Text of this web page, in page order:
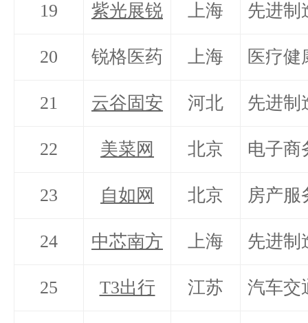
19 紫光展锐 上海 先进制
20 锐格医药 上海 医疗健
21 云谷固安 河北 先进制
22 美菜网 北京 电子商
23 自如网 北京 房产服
24 中芯南方 上海 先进制
25 T3出行 江苏 汽车交